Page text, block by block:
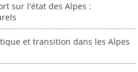
sur l'état des Alpes :
et transition dans les Alpes